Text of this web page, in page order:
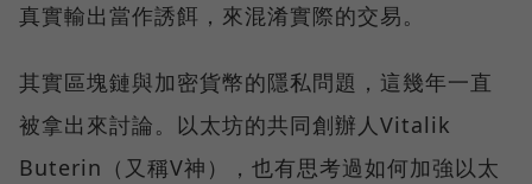
真實輸出當作誘餌，來混淆實際的交易。
其實區塊鏈與加密貨幣的隱私問題，這幾年一直
被拿出來討論。以太坊的共同創辦人Vitalik
Buterin（又稱V神），也有思考過如何加強以太